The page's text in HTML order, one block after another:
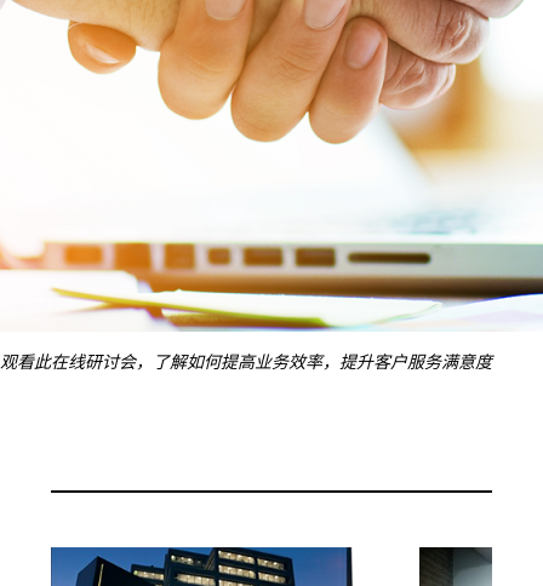
观看此在线研讨会，了解如何提高业务效率，提升客户服务满意度